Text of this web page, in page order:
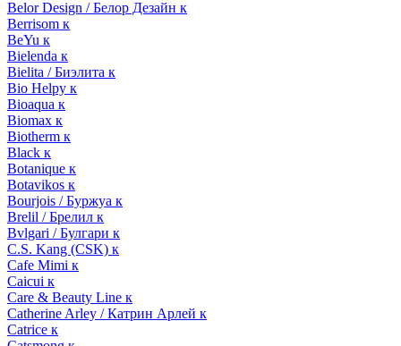
Belor Design / Белор Дезайн к
Berrisom к
BeYu к
Bielenda к
Bielita / Биэлита к
Bio Helpy к
Bioaqua к
Biomax к
Biotherm к
Black к
Botanique к
Botavikos к
Bourjois / Буржуа к
Brelil / Брелил к
Bvlgari / Булгари к
C.S. Kang (CSK) к
Cafe Mimi к
Caicui к
Care & Beauty Line к
Catherine Arley / Катрин Арлей к
Catrice к